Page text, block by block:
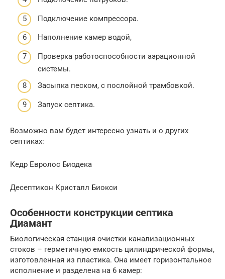
Подключение компрессора.
Наполнение камер водой,
Проверка работоспособности аэрационной
системы.
Засыпка песком, с послойной трамбовкой.
Запуск септика.
Возможно вам будет интересно узнать и о других
септиках:
Кедр Евролос Биодека
Десептикон Кристалл Биокси
Особенности конструкции септика
Диамант
Биологическая станция очистки канализационных
стоков – герметичную емкость цилиндрической формы,
изготовленная из пластика. Она имеет горизонтальное
исполнение и разделена на 6 камер: